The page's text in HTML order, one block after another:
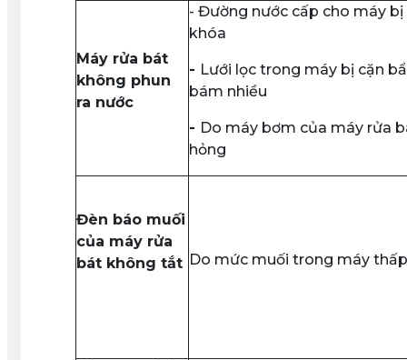
Máy rửa bát
không phun
ra nước
- Đường nước cấp cho máy bị
khóa
- Lưới lọc trong máy bị cặn
bám nhiều
- Do máy bơm của máy rửa
hỏng
Đèn báo muối
của máy rửa
bát không tắt Do mức muối trong máy